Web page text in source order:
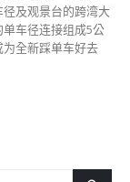
及观景台的跨湾大
车径连接组成5公
全新踩单车好去